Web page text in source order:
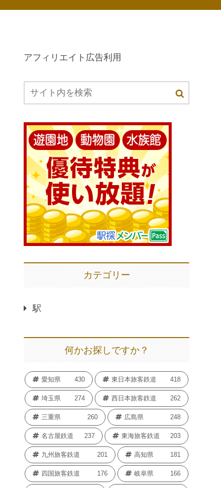
アフィリエイト広告利用
カテゴリー
駅
何かお探しですか？
愛知県 430 東日本旅客鉄道 418
埼玉県 274 西日本旅客鉄道 262
三重県 260 広島県 248
名古屋鉄道 237 東海旅客鉄道 203
九州旅客鉄道 201 高知県 181
四国旅客鉄道 176 岐阜県 166